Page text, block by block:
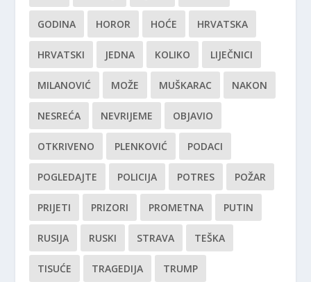
GODINA HOROR HOĆE HRVATSKA
HRVATSKI JEDNA KOLIKO LIJEČNICI
MILANOVIĆ MOŽE MUŠKARAC NAKON
NESREĆA NEVRIJEME OBJAVIO
OTKRIVENO PLENKOVIĆ PODACI
POGLEDAJTE POLICIJA POTRES POŽAR
PRIJETI PRIZORI PROMETNA PUTIN
RUSIJA RUSKI STRAVA TEŠKA
TISUĆE TRAGEDIJA TRUMP